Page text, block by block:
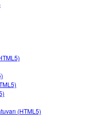
(HTML5)